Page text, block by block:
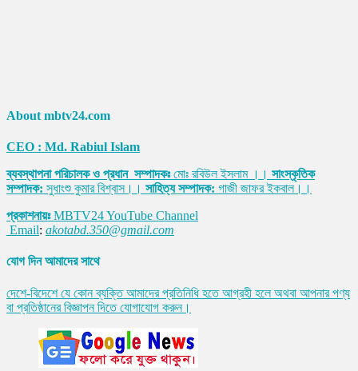
About mbtv24.com
CEO : Md. Rabiul Islam
ব্যবস্থাপনা পরিচালক ও প্রধান সম্পাদকঃমোঃ রবিউল ইসলাম ।। সাংস্কৃতিক
সম্পাদক: সুধাংশু কুমার বিশ্বাস।। সাহিত্য সম্পাদক: গাজী জাফর ইকবাল।।
প্রকাশনায়ঃMBTV24 YouTube Channel
Email: akotabd.350@gmail.com
যোগ দিন আমাদের সাথে
দেশে-বিদেশে যে কোন ব্যক্তি আমাদের প্রতিনিধি হতে আগ্রহী হলে অথবা আপনার পণ্য
বা প্রতিষ্ঠানের বিজ্ঞাপন দিতে যোগাযোগ করুন।